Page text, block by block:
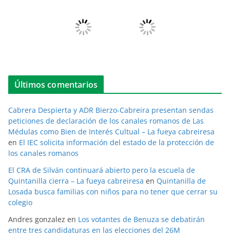
Últimos comentarios
Cabrera Despierta y ADR Bierzo-Cabreira presentan sendas
peticiones de declaración de los canales romanos de Las
Médulas como Bien de Interés Cultual – La fueya cabreiresa
en El IEC solicita información del estado de la protección de
los canales romanos
El CRA de Silván continuará abierto pero la escuela de
Quintanilla cierra – La fueya cabreiresa en Quintanilla de
Losada busca familias con niños para no tener que cerrar su
colegio
Andres gonzalez en Los votantes de Benuza se debatirán
entre tres candidaturas en las elecciones del 26M